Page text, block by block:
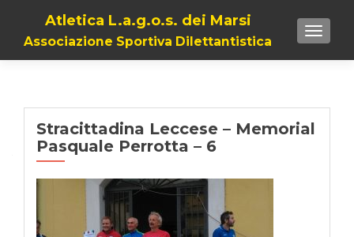
Atletica L.a.g.o.s. dei Marsi
Associazione Sportiva Dilettantistica
Stracittadina Leccese – Memorial
Pasquale Perrotta – 6